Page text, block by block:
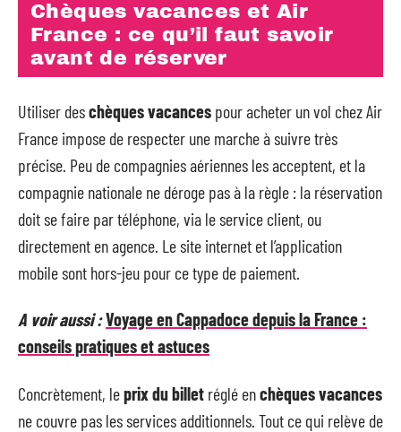
Chèques vacances et Air
France : ce qu’il faut savoir
avant de réserver
Utiliser deschèques vacances pour acheter un vol chez Air
France impose de respecter une marche à suivre très
précise. Peu de compagnies aériennes les acceptent, et la
compagnie nationale ne déroge pas à la règle : la réservation
doit se faire par téléphone, via le service client, ou
directement en agence. Le site internet et l’application
mobile sont hors-jeu pour ce type de paiement.
A voir aussi :Voyage en Cappadoce depuis la France :
conseils pratiques et astuces
Concrètement, leprix du billet réglé enchèques vacances
ne couvre pas les services additionnels. Tout ce qui relève de